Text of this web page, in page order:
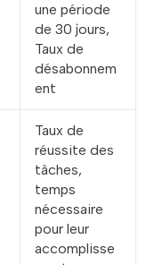
une période
de 30 jours,
Taux de
désabonnem
ent
Taux de
réussite des
tâches,
temps
nécessaire
pour leur
accomplisse